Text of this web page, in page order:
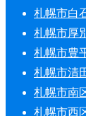
札幌市白
札幌市厚
札幌市豊
札幌市清
札幌市南
札幌市西